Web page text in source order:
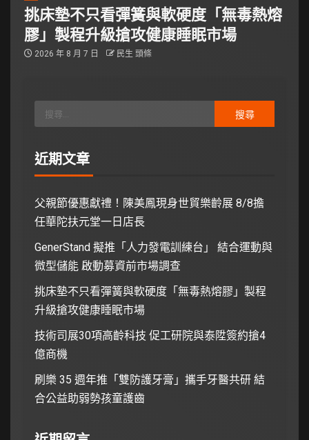
挑床墊不只看彈簧與軟硬度「無毒熱熔
膠」製程升級搶攻健康睡眠市場
2026 年 8 月 7 日 民生 頭條
近期文章
父親節優惠獻禮！陳美鳳現身世貿樂齡展 8/8擔
任華陀扶元堂一日店長
GenerStand 擬推「人力發電訓練台」 結合運動與
微型儲能 啟動募資前市場調查
挑床墊不只看彈簧與軟硬度「無毒熱熔膠」製程
升級搶攻健康睡眠市場
技術司展30項高齡科技 促工研院與泰陞簽約搶4
億商機
刷樂 35 週年推「雙防護牙膏」攜手牙醫共研 結
合公益助弱勢孩童護齒